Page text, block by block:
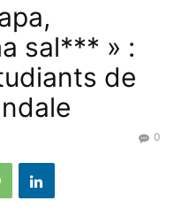
sal*** » :
de
0